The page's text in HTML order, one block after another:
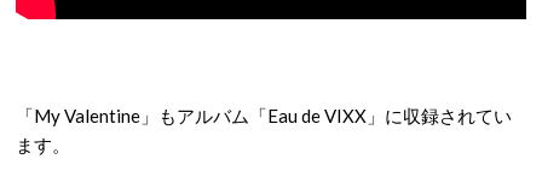
「My Valentine」もアルバム「Eau de VIXX」に収録されてい
ます。